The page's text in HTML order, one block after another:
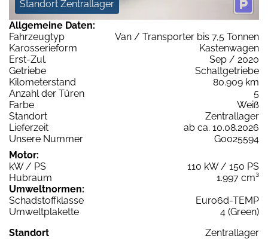
Standort Zentrallager
Allgemeine Daten:
Fahrzeugtyp
Van / Transporter bis 7,5 Tonnen
Karosserieform
Kastenwagen
Erst-Zul.
Sep / 2020
Getriebe
Schaltgetriebe
Kilometerstand
80.909 km
Anzahl der Türen
5
Farbe
Weiß
Standort
Zentrallager
Lieferzeit
ab ca. 10.08.2026
Unsere Nummer
G0025594
Motor:
kW / PS
110 kW / 150 PS
Hubraum
1.997 cm³
Umweltnormen:
Schadstoffklasse
Euro6d-TEMP
Umweltplakette
4 (Green)
Standort
Zentrallager